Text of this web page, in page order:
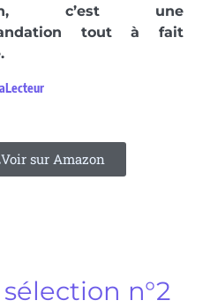
c’est une
tout à fait
Voir sur Amazon
n°2